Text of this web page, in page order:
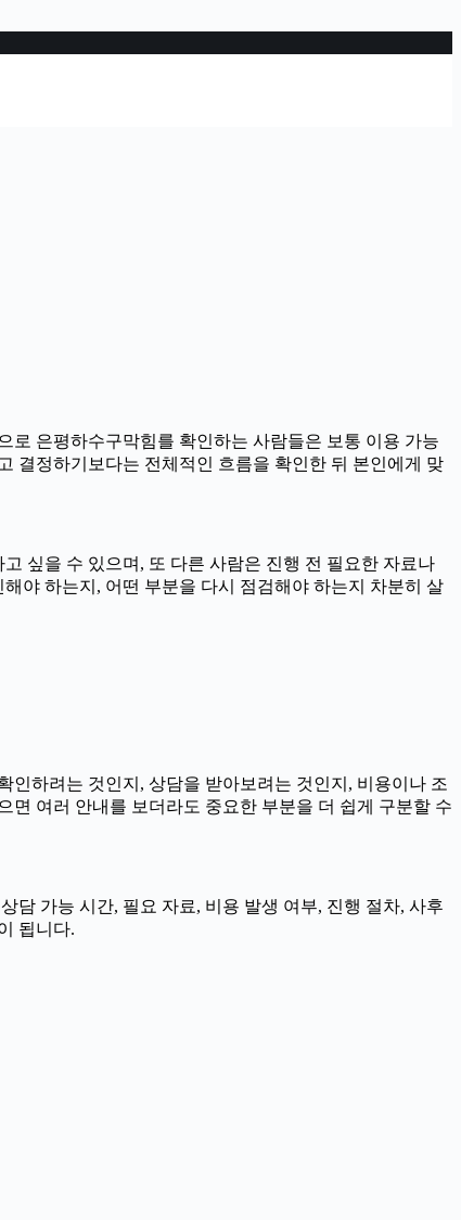
로 은평하수구막힘를 확인하는 사람들은 보통 이용 가능
결정하기보다는 전체적인 흐름을 확인한 뒤 본인에게 맞
싶을 수 있으며, 또 다른 사람은 진행 전 필요한 자료나
야 하는지, 어떤 부분을 다시 점검해야 하는지 차분히 살
인하려는 것인지, 상담을 받아보려는 것인지, 비용이나 조
여러 안내를 보더라도 중요한 부분을 더 쉽게 구분할 수
담 가능 시간, 필요 자료, 비용 발생 여부, 진행 절차, 사후
됩니다.